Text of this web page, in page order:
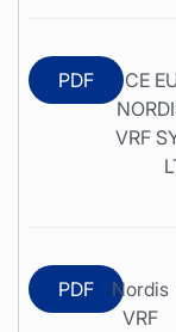
PDF
CE
VRF
PDF
Nordis
VRF